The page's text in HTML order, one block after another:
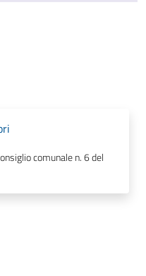
comunale n. 6 del